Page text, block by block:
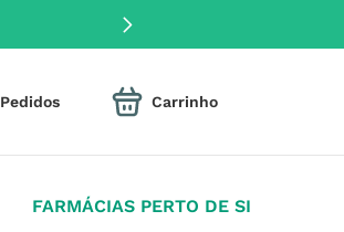
FARMÁCIAS PERTO DE SI
Pedidos